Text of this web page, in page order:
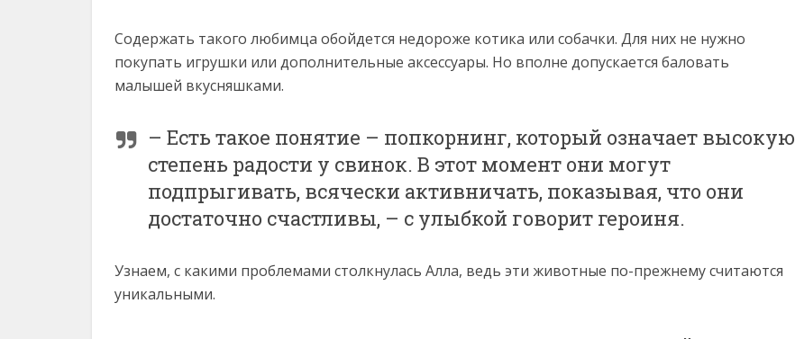
Содержать такого любимца обойдется недороже котика или собачки. Для них не нужно
покупать игрушки или дополнительные аксессуары. Но вполне допускается баловать
малышей вкусняшками.
– Есть такое понятие – попкорнинг, который означает высокую
степень радости у свинок. В этот момент они могут
подпрыгивать, всячески активничать, показывая, что они
достаточно счастливы, – с улыбкой говорит героиня.
Узнаем, с какими проблемами столкнулась Алла, ведь эти животные по-прежнему считаются
уникальными.